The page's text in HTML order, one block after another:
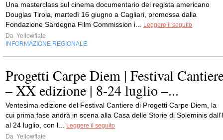
Una masterclass sul cinema documentario del regista americano
Douglas Tirola, martedì 16 giugno a Cagliari, promossa dalla
Fondazione Sardegna Film Commission i...
Leggere il seguito
Da Yellowflate
INFORMAZIONE REGIONALE
Progetti Carpe Diem | Festival
– XX edizione | 8-24 luglio –...
Ventesima edizione del Festival Cantiere di Progetti Carpe Diem, la
cui prima fase andrà in scena alla Casa delle Storie di Soleminis
al 24 luglio, con l...
Leggere il seguito
Da Yellowflate